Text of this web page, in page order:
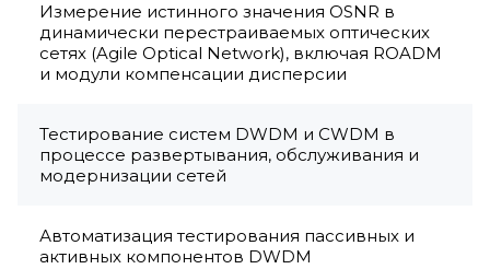
Измерение истинного значения OSNR в
динамически перестраиваемых оптических
сетях (Agile Optical Network), включая ROADM
и модули компенсации дисперсии
Тестирование систем DWDM и CWDM в
процессе развертывания, обслуживания и
модернизации сетей
Автоматизация тестирования пассивных и
активных компонентов DWDM